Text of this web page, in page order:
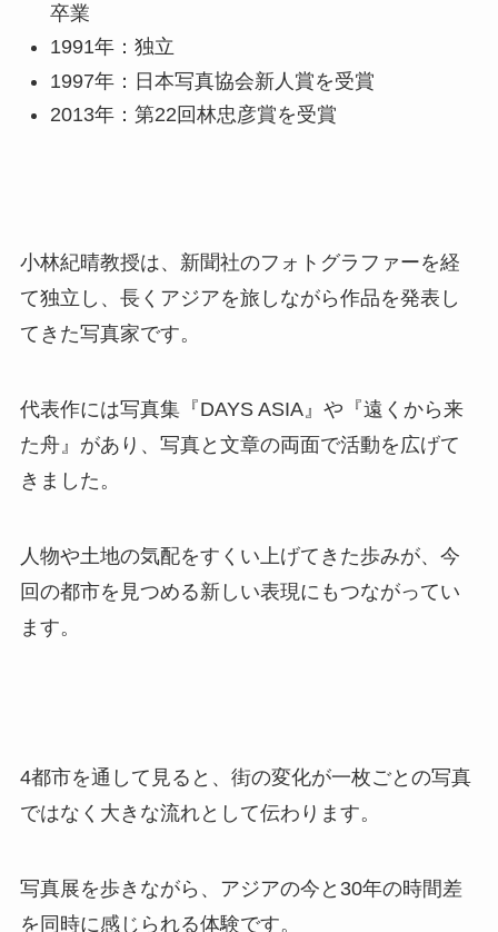
卒業
1991年：独立
1997年：日本写真協会新人賞を受賞
2013年：第22回林忠彦賞を受賞
小林紀晴教授は、新聞社のフォトグラファーを経
て独立し、長くアジアを旅しながら作品を発表し
てきた写真家です。
代表作には写真集『DAYS ASIA』や『遠くから来
た舟』があり、写真と文章の両面で活動を広げて
きました。
人物や土地の気配をすくい上げてきた歩みが、今
回の都市を見つめる新しい表現にもつながってい
ます。
4都市を通して見ると、街の変化が一枚ごとの写真
ではなく大きな流れとして伝わります。
写真展を歩きながら、アジアの今と30年の時間差
を同時に感じられる体験です。